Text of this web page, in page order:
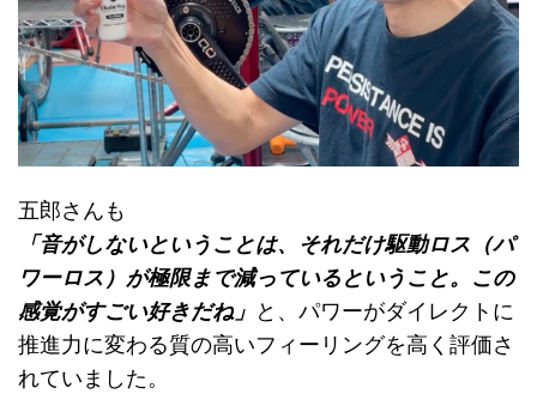
五郎さんも
「音がしないということは、それだけ駆動ロス（パ
ワーロス）が極限まで減っているということ。この
感覚がすごい好きだね」 と、パワーがダイレクトに
推進力に変わる質の高いフィーリングを高く評価さ
れていました。